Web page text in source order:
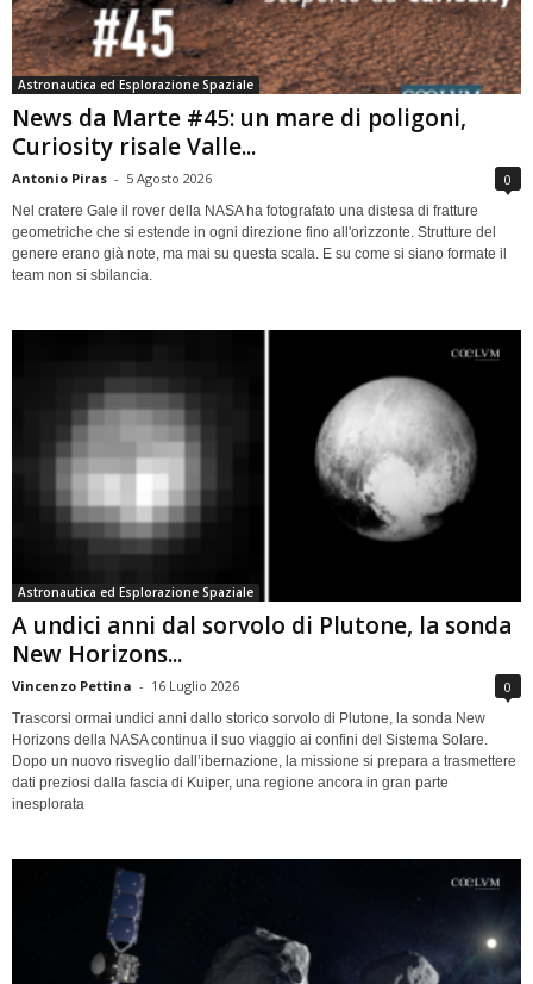
Astronautica ed Esplorazione Spaziale
News da Marte #45: un mare di poligoni,
Curiosity risale Valle...
Antonio Piras - 5 Agosto 2026 0
Nel cratere Gale il rover della NASA ha fotografato una distesa di fratture
geometriche che si estende in ogni direzione fino all'orizzonte. Strutture del
genere erano già note, ma mai su questa scala. E su come si siano formate il
team non si sbilancia.
Astronautica ed Esplorazione Spaziale
A undici anni dal sorvolo di Plutone, la sonda
New Horizons...
Vincenzo Pettina - 16 Luglio 2026 0
Trascorsi ormai undici anni dallo storico sorvolo di Plutone, la sonda New
Horizons della NASA continua il suo viaggio ai confini del Sistema Solare.
Dopo un nuovo risveglio dall’ibernazione, la missione si prepara a trasmettere
dati preziosi dalla fascia di Kuiper, una regione ancora in gran parte
inesplorata